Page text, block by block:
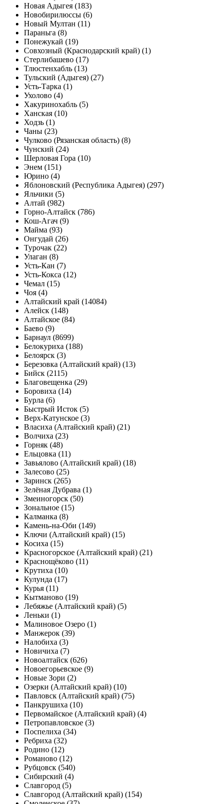
Новая Адыгея (183)
Новобирилюссы (6)
Новый Мултан (11)
Параньга (8)
Понежукай (19)
Совхозный (Краснодарский край) (1)
Стерлибашево (17)
Тлюстенхабль (13)
Тульский (Адыгея) (27)
Усть-Тарка (1)
Ухолово (4)
Хакуринохабль (5)
Ханская (10)
Ходзь (1)
Чаны (23)
Чулково (Рязанская область) (8)
Чунский (24)
Шерловая Гора (10)
Энем (151)
Юрино (4)
Яблоновский (Республика Адыгея) (297)
Яльчики (5)
Алтай (982)
Горно-Алтайск (786)
Кош-Агач (9)
Майма (93)
Онгудай (26)
Турочак (22)
Улаган (8)
Усть-Кан (7)
Усть-Кокса (12)
Чемал (15)
Чоя (4)
Алтайский край (14084)
Алейск (148)
Алтайское (84)
Баево (9)
Барнаул (8699)
Белокуриха (188)
Белоярск (3)
Березовка (Алтайский край) (13)
Бийск (2115)
Благовещенка (29)
Боровиха (14)
Бурла (6)
Быстрый Исток (5)
Верх-Катунское (3)
Власиха (Алтайский край) (21)
Волчиха (23)
Горняк (48)
Ельцовка (11)
Завьялово (Алтайский край) (18)
Залесово (25)
Заринск (265)
Зелёная Дубрава (1)
Змеиногорск (50)
Зональное (15)
Калманка (8)
Камень-на-Оби (149)
Ключи (Алтайский край) (15)
Косиха (15)
Красногорское (Алтайский край) (21)
Краснощёково (11)
Крутиха (10)
Кулунда (17)
Курья (11)
Кытманово (19)
Лебяжье (Алтайский край) (5)
Леньки (1)
Малиновое Озеро (1)
Манжерок (39)
Налобиха (3)
Новичиха (7)
Новоалтайск (626)
Новоегорьевское (9)
Новые Зори (2)
Озерки (Алтайский край) (10)
Павловск (Алтайский край) (75)
Панкрушиха (10)
Первомайское (Алтайский край) (4)
Петропавловское (3)
Поспелиха (34)
Ребриха (32)
Родино (12)
Романово (12)
Рубцовск (540)
Сибирский (4)
Славгород (5)
Славгород (Алтайский край) (154)